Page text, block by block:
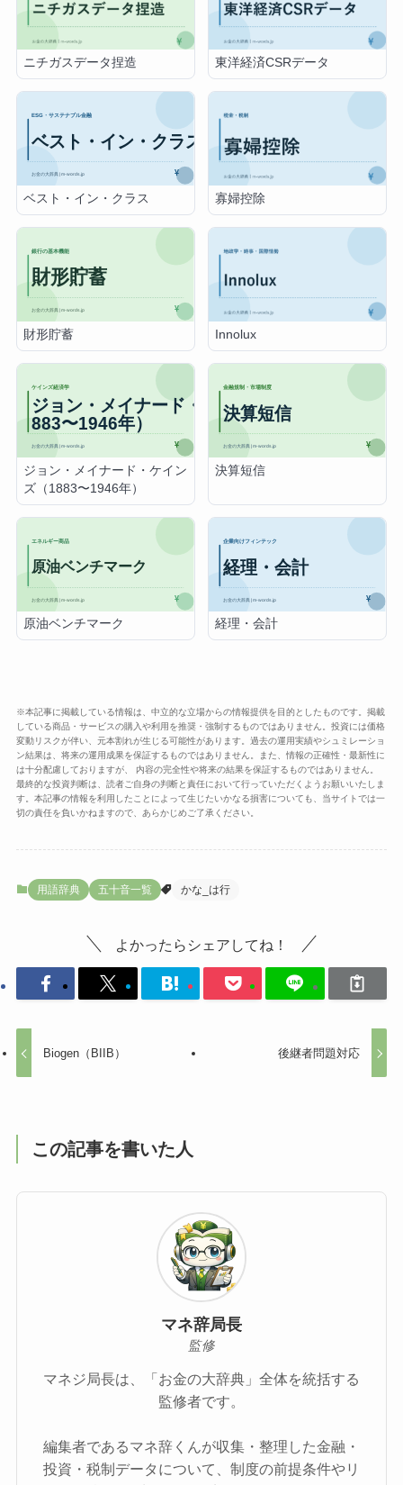
ニチガスデータ捏造 東洋経済CSRデータ
ベスト・イン・クラス 寡婦控除
財形貯蓄 Innolux
ジョン・メイナード・ケイン
ズ（1883〜1946年）
決算短信
原油ベンチマーク 経理・会計
※本記事に掲載している情報は、中立的な立場からの情報提供を目的としたものです。掲載
している商品・サービスの購入や利用を推奨・強制するものではありません。投資には価格
変動リスクが伴い、元本割れが生じる可能性があります。過去の運用実績やシュミレーショ
ン結果は、将来の運用成果を保証するものではありません。また、情報の正確性・最新性に
は十分配慮しておりますが、 内容の完全性や将来の結果を保証するものではありません。
最終的な投資判断は、読者ご自身の判断と責任において行っていただくようお願いいたしま
す。本記事の情報を利用したことによって生じたいかなる損害についても、当サイトでは一
切の責任を負いかねますので、あらかじめご了承ください。
用語辞典 五十音一覧 かな_は行
よかったらシェアしてね！
Biogen（BIIB） 後継者問題対応
この記事を書いた人
マネ辞局長
監修
マネジ局長は、「お金の大辞典」全体を統括する
監修者です。
編集者であるマネ辞くんが収集・整理した金融・
投資・税制データについて、制度の前提条件やリ